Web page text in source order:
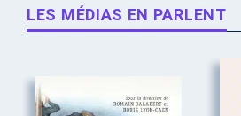
LES MÉDIAS EN PARLENT